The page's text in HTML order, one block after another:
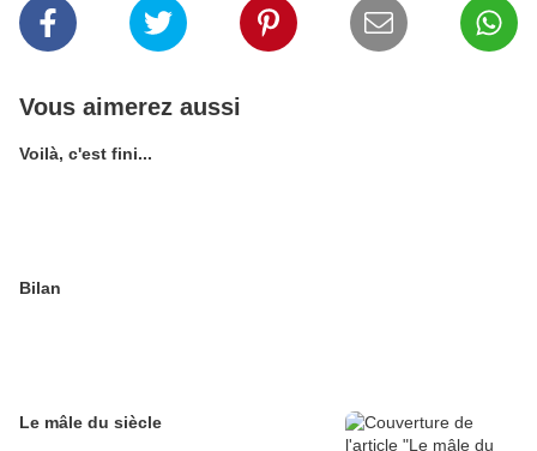
Vous aimerez aussi
Voilà, c'est fini...
Bilan
Le mâle du siècle